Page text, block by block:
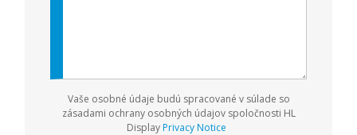
Vaše osobné údaje budú spracované v súlade so
zásadami ochrany osobných údajov spoločnosti HL
DisplayPrivacy Notice